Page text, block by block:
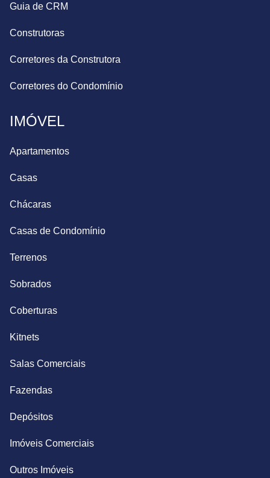
Guia de CRM
Construtoras
Corretores da Construtora
Corretores do Condomínio
IMÓVEL
Apartamentos
Casas
Chácaras
Casas de Condomínio
Terrenos
Sobrados
Coberturas
Kitnets
Salas Comerciais
Fazendas
Depósitos
Imóveis Comerciais
Outros Imóveis